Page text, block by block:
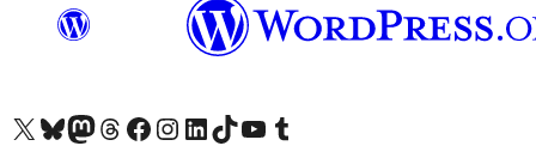
Unser X-Konto (früher Twitter) besuchen
Unser Bluesky-Konto besuchen
Unser Mastodon-Konto besuchen
Unser Threads-Konto besuchen
Unsere Facebook-Seite besuchen
Unser Instagram-Konto besuchen
Unser LinkedIn-Konto besuchen
Unser TikTok-Konto besuchen
Unseren YouTube-Kanal besuchen
Unser Tumblr-Konto besuchen